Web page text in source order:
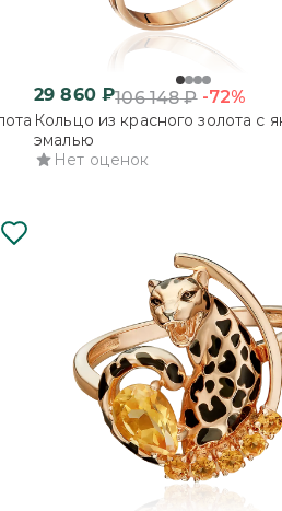
29 860₽106 148₽ -72%
Кольцо из красного золота с
эмалью
Нет оценок